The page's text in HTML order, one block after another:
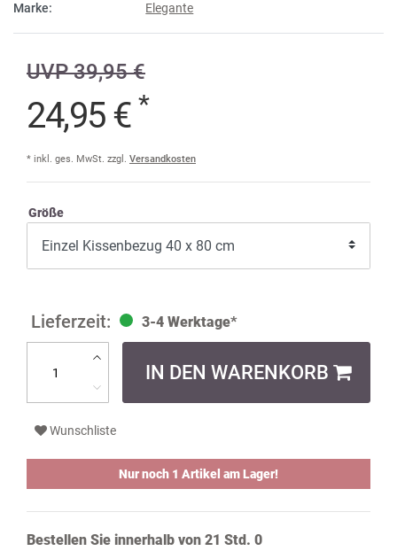
Marke:
Elegante
UVP 39,95 €
24,95 € *
* inkl. ges. MwSt. zzgl. Versandkosten
Größe
3-4 Werktage*
IN DEN WARENKORB
Wunschliste
Nur noch 1 Artikel am Lager!
Bestellen Sie innerhalb von 21 Std. 0